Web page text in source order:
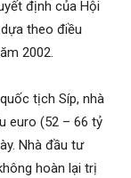
định của Hội
theo điều
2002.
tịch Síp, nhà
euro (52 – 66 tỷ
Nhà đầu tư
hoàn lại trị